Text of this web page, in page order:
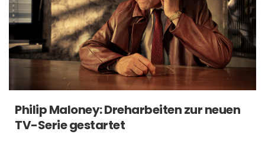
Philip Maloney: Dreharbeiten zur neuen
TV-Serie gestartet